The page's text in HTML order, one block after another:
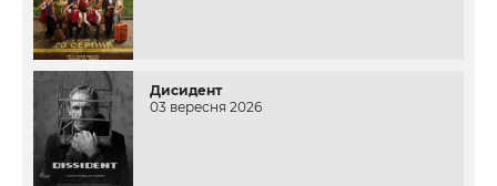
Дисидент
03 вересня 2026